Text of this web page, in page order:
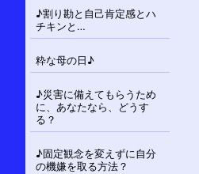
♪割り勘と自己肯定感とハ
チキンと…
粋な母の日♪
♪災害に備えてもらうため
に、あなたなら、どうす
る？
♪固定観念を変えずに自分
の機嫌を取る方法？